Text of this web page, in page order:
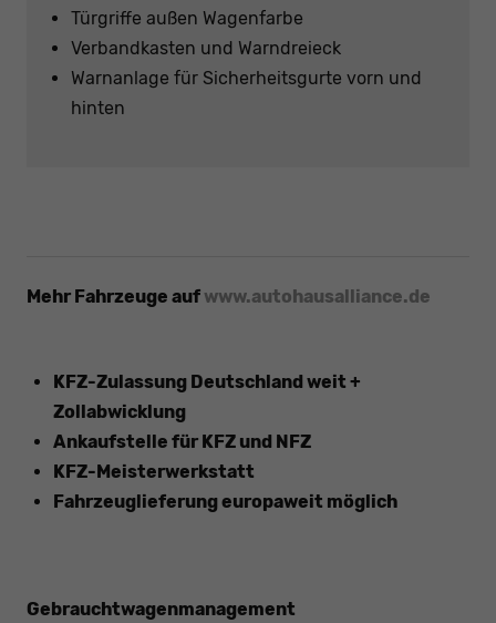
Türgriffe außen Wagenfarbe
Verbandkasten und Warndreieck
Warnanlage für Sicherheitsgurte vorn und
hinten
Mehr Fahrzeuge auf www.autohausalliance.de
KFZ-Zulassung Deutschland weit +
Zollabwicklung
Ankaufstelle für KFZ und NFZ
KFZ-Meisterwerkstatt
Fahrzeuglieferung europaweit möglich
Gebrauchtwagenmanagement